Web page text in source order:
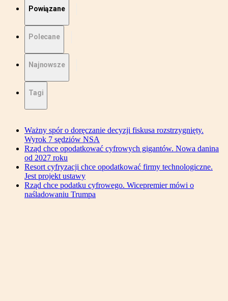
Powiązane
Polecane
Najnowsze
Tagi
Ważny spór o doręczanie decyzji fiskusa rozstrzygnięty.
Wyrok 7 sędziów NSA
Rząd chce opodatkować cyfrowych gigantów. Nowa danina
od 2027 roku
Resort cyfryzacji chce opodatkować firmy technologiczne.
Jest projekt ustawy
Rząd chce podatku cyfrowego. Wicepremier mówi o
naśladowaniu Trumpa